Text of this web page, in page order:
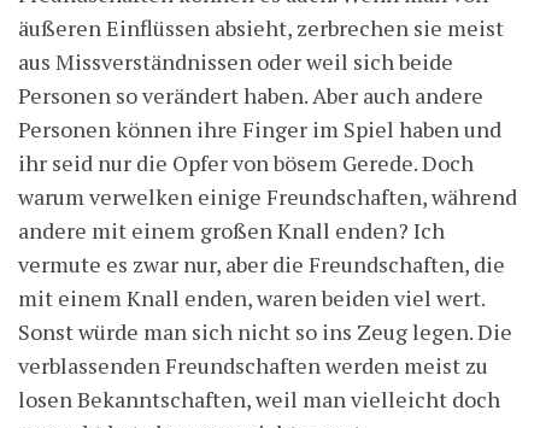
äußeren Einflüssen absieht, zerbrechen sie meist
aus Missverständnissen oder weil sich beide
Personen so verändert haben. Aber auch andere
Personen können ihre Finger im Spiel haben und
ihr seid nur die Opfer von bösem Gerede. Doch
warum verwelken einige Freundschaften, während
andere mit einem großen Knall enden? Ich
vermute es zwar nur, aber die Freundschaften, die
mit einem Knall enden, waren beiden viel wert.
Sonst würde man sich nicht so ins Zeug legen. Die
verblassenden Freundschaften werden meist zu
losen Bekanntschaften, weil man vielleicht doch